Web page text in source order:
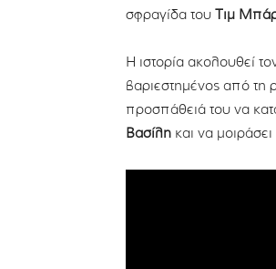
σφραγίδα του
Τιμ
Η ιστορία ακολουθεί
βαριεστημένος από τη
προσπάθειά του να
Βασίλη και να